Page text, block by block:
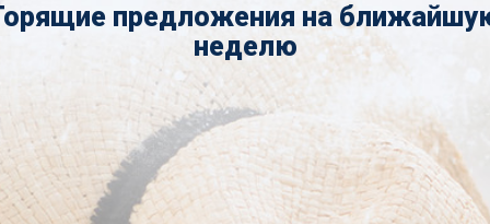
предложения на
неделю